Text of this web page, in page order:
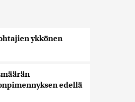
ykkönen
edellä